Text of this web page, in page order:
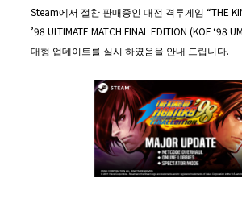
Steam에서 절찬 판매중인 대전 격투게임 “THE
’98 ULTIMATE MATCH FINAL EDITION (KOF ‘98
대형 업데이트를 실시 하였음을 안내 드립니다.